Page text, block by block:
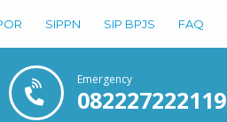
SIPPN SIP BPJS FAQ
Emergency
082227222119